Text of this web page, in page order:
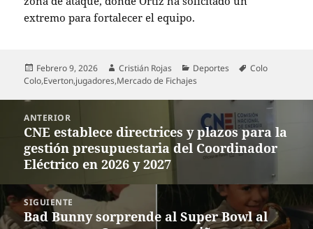
extremo para fortalecer el equipo.
Publicado
el
Febrero 9, 2026 Autor
Cristián Rojas Categorías
Deportes Etiquetas
Colo
Colo,Everton,jugadores,Mercado de Fichajes
entradas
ANTERIOR
Entrada
anterior:
CNE establece directrices y plazos para la
gestión presupuestaria del Coordinador
Eléctrico en 2026 y 2027
SIGUIENTE
Entrada
Bad Bunny sorprende al Super Bowl al